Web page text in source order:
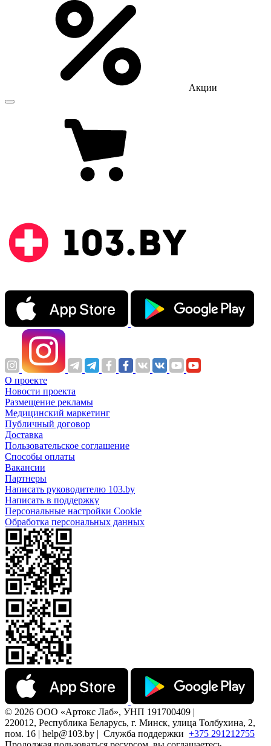
Акции
О проекте
Новости проекта
Размещение рекламы
Медицинский маркетинг
Публичный договор
Доставка
Пользовательское соглашение
Способы оплаты
Вакансии
Партнеры
Написать руководителю 103.by
Написать в поддержку
Персональные настройки Cookie
Обработка персональных данных
© 2026 ООО «Артокс Лаб», УНП 191700409 |
220012, Республика Беларусь, г. Минск, улица Толбухина, 2,
пом. 16 | help@103.by | Служба поддержки +375 291212755